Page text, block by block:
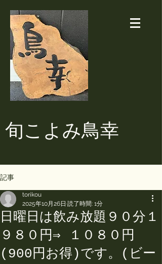
​旬こよみ鳥幸
記事
日曜日は飲み放題９０分１
９８０円⇒ １０８０円
(900円お得)です。(ビー
torikou
2025年10月26日 読了時間: 1分